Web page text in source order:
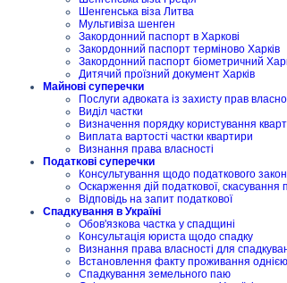
Шенгенська віза Литва
Мультивіза шенген
Закордонний паспорт в Харкові
Закордонний паспорт терміново Харків
Закордонний паспорт біометричний
Дитячий проїзний документ Харків
Майнові суперечки
Послуги адвоката із захисту прав
Виділ частки
Визначення порядку користування
Виплата вартості частки квартири
Визнання права власності
Податкові суперечки
Консультування щодо податкового
Оскарження дій податкової, скасування
Відповідь на запит податкової
Спадкування в Україні
Обов'язкова частка у спадщині
Консультація юриста щодо спадку
Визнання права власності для
Встановлення факту проживання
Спадкування земельного паю